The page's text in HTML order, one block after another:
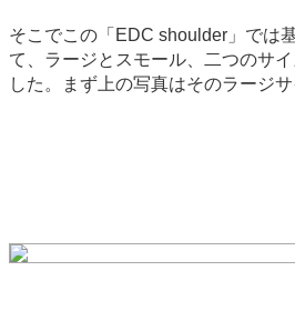
そこでこの「EDC shoulder」では
て、ラージとスモール、二つのサ
した。まず上の写真はそのラージサ